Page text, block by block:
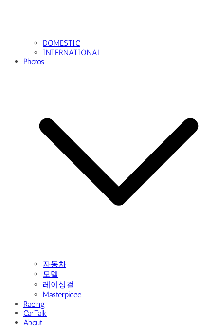
DOMESTIC
INTERNATIONAL
Photos
자동차
모델
레이싱걸
Masterpiece
Racing
CarTalk
About